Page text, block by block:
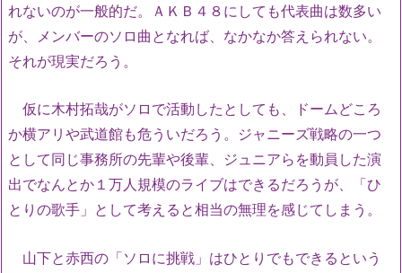
れないのが一般的だ。ＡＫＢ４８にしても代表曲は数多い
が、メンバーのソロ曲となれば、なかなか答えられない。
それが現実だろう。
仮に木村拓哉がソロで活動したとしても、ドームどころ
か横アリや武道館も危ういだろう。ジャニーズ戦略の一つ
として同じ事務所の先輩や後輩、ジュニアらを動員した演
出でなんとか１万人規模のライブはできるだろうが、「ひ
とりの歌手」として考えると相当の無理を感じてしまう。
山下と赤西の「ソロに挑戦」はひとりでもできるという